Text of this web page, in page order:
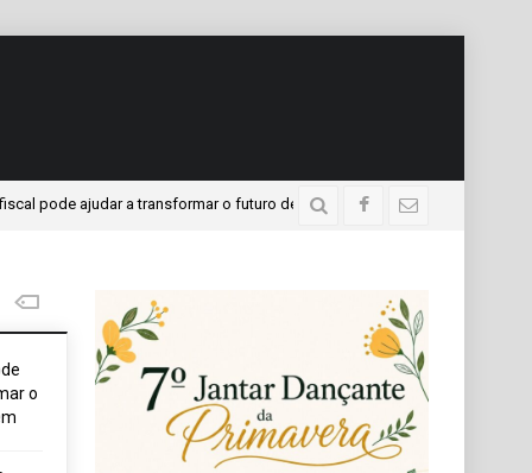
a transformar o futuro de um jovem 5 dias atrás
o